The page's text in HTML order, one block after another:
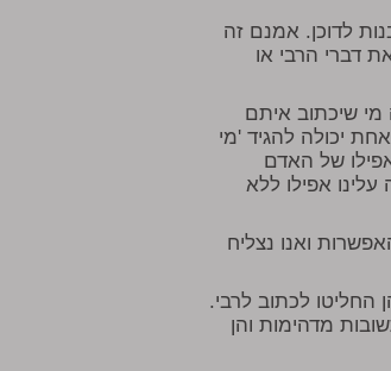
לדוכן. אמנם זה
דברי הרבי או
מי שיכתוב איתם
יכולה להגיד 'מי
של האדם
אפילו ללא
ואנו נצליח
החליטו לכתוב לרבי.
מדהימות והן